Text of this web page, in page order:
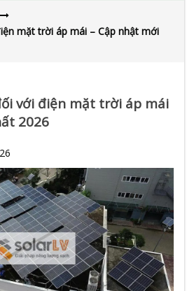
mặt trời áp mái – Cập nhật mới
với điện mặt trời áp mái
2026